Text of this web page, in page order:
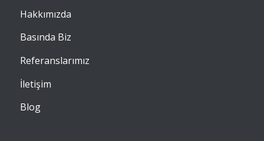
Hakkımızda
Basında Biz
Referanslarımız
İletişim
Blog